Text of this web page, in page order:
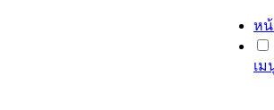
ห
เม